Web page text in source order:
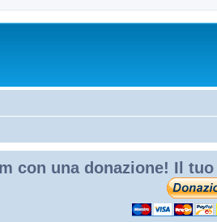
con una donazione! Il